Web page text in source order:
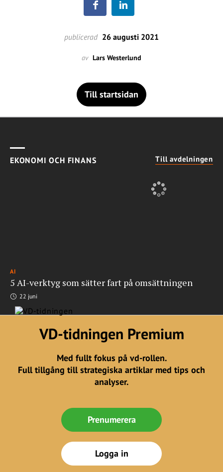
publicerad 26 augusti 2021
av Lars Westerlund
Till startsidan
EKONOMI OCH FINANS Till avdelningen
AI
5 AI-verktyg som sätter fart på omsättningen
22 juni
VD-tidningen Premium
Med fullt fokus på vd-rollen.
Full tillgång till strategiska artiklar med tips och
analyser.
Prenumerera
Logga in